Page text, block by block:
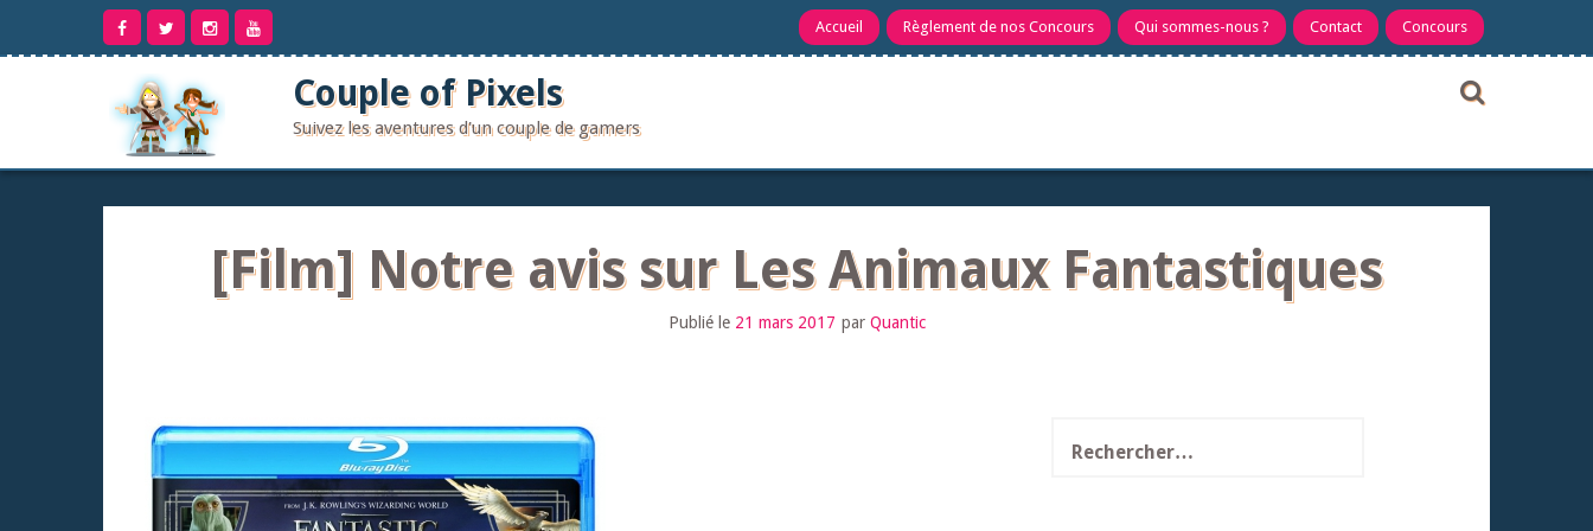
contenu
Accueil Règlement de nos Concours Qui sommes-nous ? Contact Concours
Couple of Pixels
Suivez les aventures d'un couple de gamers
[Film] Notre avis sur Les Animaux Fantastiques
Publié le 21 mars 2017 par Quantic